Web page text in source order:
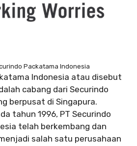
Packatama Indonesia
Indonesia atau disebut
cabang dari Securindo
berpusat di Singapura.
tahun 1996, PT Securindo
telah berkembang dan
salah satu perusahaan